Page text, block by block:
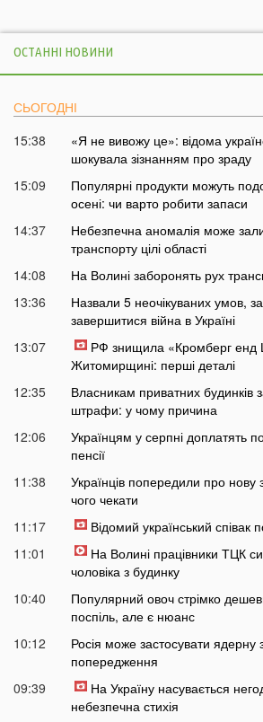
ОСТАННІ НОВИНИ
СЬОГОДНІ
15:38
«Я не вивожу це»: відома
шокувала зізнанням про зраду
15:09
Популярні продукти можуть
осені: чи варто робити запаси
14:37
Небезпечна аномалія може
транспорту цілі області
14:08
На Волині заборонять рух
13:36
Назвали 5 неочікуваних умов,
завершитися війна в Україні
13:07
РФ знищила «Кромберг енд
Житомирщині: перші деталі
12:35
Власникам приватних будинків
штрафи: у чому причина
12:06
Українцям у серпні доплатять
пенсії
11:38
Українців попередили про нову
чого чекати
11:17
Відомий український співак
11:01
На Волині працівники ТЦК
чоловіка з будинку
10:40
Популярний овоч стрімко
поспіль, але є нюанс
10:12
Росія може застосувати
попередження
09:39
На Україну насувається
небезпечна стихія